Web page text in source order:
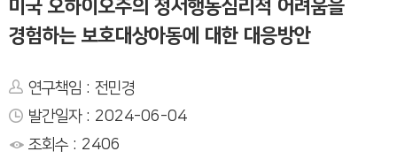
미국 오하이오주의 정서행동심리적 어려움을
경험하는 보호대상아동에 대한 대응방안
연구책임 : 전민경
발간일자 : 2024-06-04
조회수 : 2406